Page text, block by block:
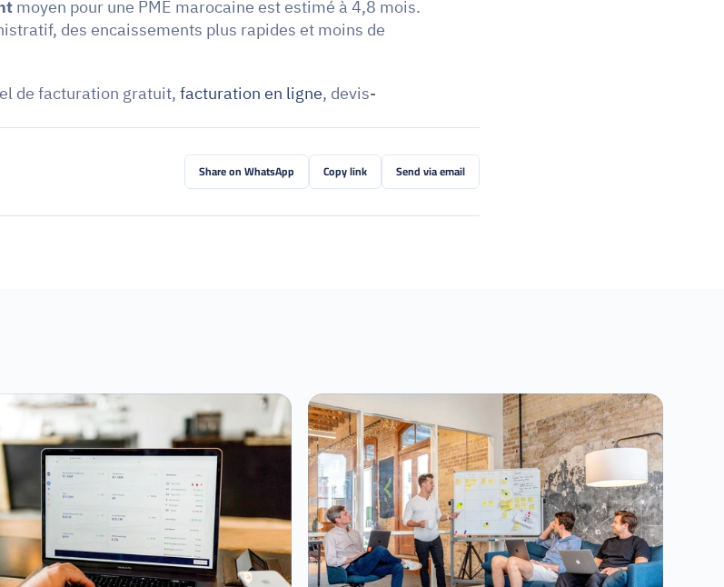
moyen pour une PME marocaine est estimé à 4,8 mois.
des encaissements plus rapides et moins de
de facturation gratuit, facturation en ligne, devis-
Share on WhatsApp Copy link Send via email